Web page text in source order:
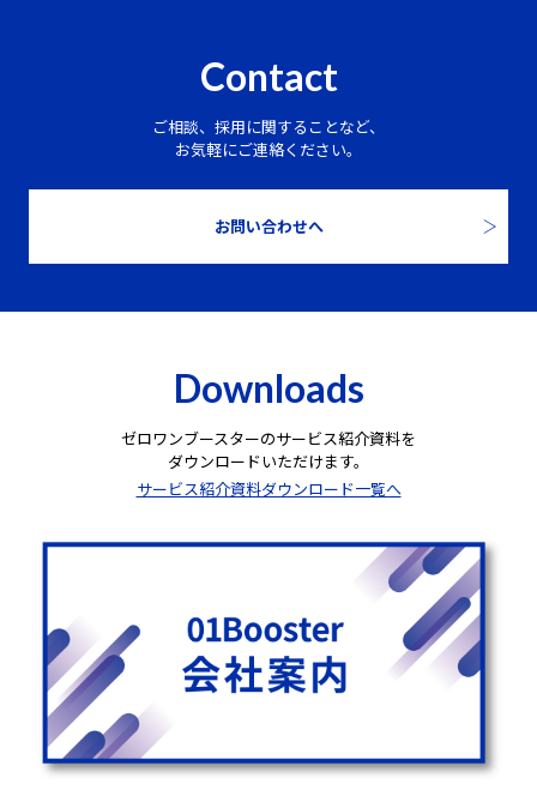
Contact
ご相談、採用に関することなど、
お気軽にご連絡ください。
お問い合わせへ
Downloads
ゼロワンブースターのサービス紹介資料を
ダウンロードいただけます。
サービス紹介資料ダウンロード一覧へ